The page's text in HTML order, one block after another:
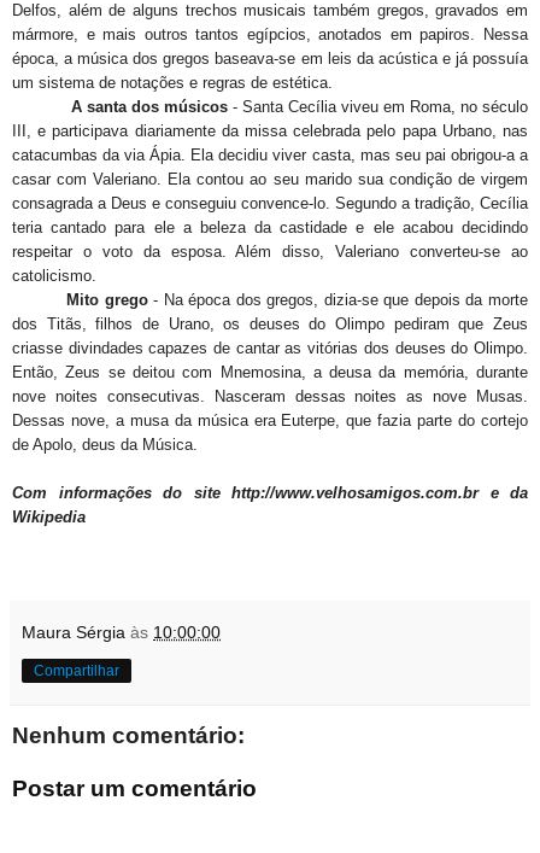
Delfos, além de alguns trechos musicais também gregos, gravados em
mármore, e mais outros tantos egípcios, anotados em papiros. Nessa
época, a música dos gregos baseava-se em leis da acústica e já possuía
um sistema de notações e regras de estética.
A santa dos músicos- Santa Cecília viveu em Roma, no século
III, e participava diariamente da missa celebrada pelo papa Urbano, nas
catacumbas da via Ápia. Ela decidiu viver casta, mas seu pai obrigou-a a
casar com Valeriano. Ela contou ao seu marido sua condição de virgem
consagrada a Deus e conseguiu convence-lo. Segundo a tradição, Cecília
teria cantado para ele a beleza da castidade e ele acabou decidindo
respeitar o voto da esposa. Além disso, Valeriano converteu-se ao
catolicismo.
Mito grego- Na época dos gregos, dizia-se que depois da morte
dos Titãs, filhos de Urano, os deuses do Olimpo pediram que Zeus
criasse divindades capazes de cantar as vitórias dos deuses do Olimpo.
Então, Zeus se deitou com Mnemosina, a deusa da memória, durante
nove noites consecutivas. Nasceram dessas noites as nove Musas.
Dessas nove, a musa da música era Euterpe, que fazia parte do cortejo
de Apolo, deus da Música.
Com informações do site http://www.velhosamigos.com.br e da
Wikipedia
Maura Sérgia às 10:00:00
Compartilhar
Nenhum comentário:
Postar um comentário